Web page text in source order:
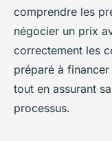
comprendre les
négocier un prix
correctement les
préparé à
tout en assurant
processus.